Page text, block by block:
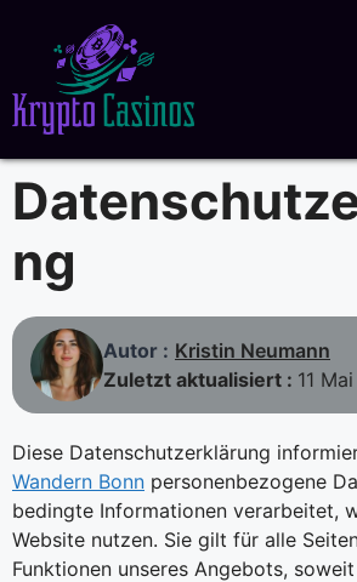
content
ng
Autor : Kristin Neumann
Zuletzt aktualisiert : 11
Diese Datenschutzerklärung
Wandern Bonn personenbezogene
bedingte Informationen verarbeitet,
Website nutzen. Sie gilt für alle
Funktionen unseres Angebots,